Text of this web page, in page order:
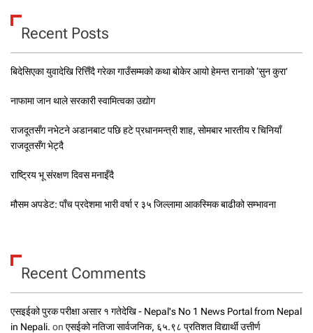
Recent Posts
बिदेसिएका युवादेखि रित्तिँदै गरेका गाउँसम्मको कथा बोकेर आयो हेमन्त रानाको ‘सुन कुरा’
नाफामा जान थाले सरकारी स्वामित्वका उद्योग
राजदूतसँग नभेटने अडानबाट पछि हटे प्रधानमन्त्री शाह, सोमबार भारतीय र चिनियाँ
राजदूतसँग भेट्दै
राष्ट्रिय भू संरक्षण दिवस मनाइँदै
मौसम अपडेट: पाँच प्रदेशमा भारी वर्षा र ३५ जिल्लामा आकस्मिक बाढीको सम्भावना
Recent Comments
एसइईको पुरक परीक्षा असार १ गतेदेखि - Nepal's No 1 News Portal from Nepal
in Nepali. on एसईको नतिजा सार्वजनिक, ६५.९८ प्रतिशत विद्यार्थी उत्तीर्ण